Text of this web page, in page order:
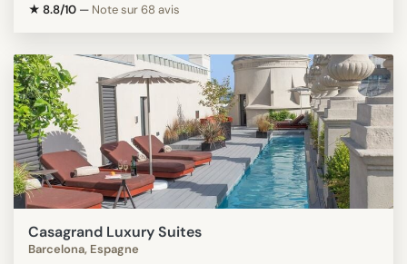
★ 8.8/10 — Note sur 68 avis
Casagrand Luxury Suites
Barcelona, Espagne